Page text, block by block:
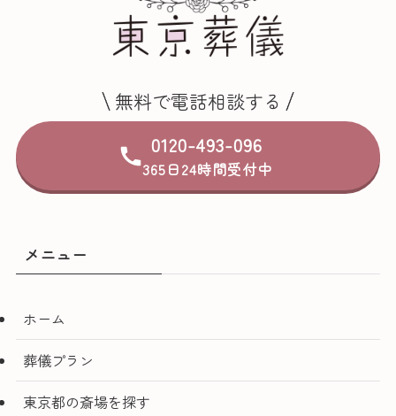
無料で電話相談する
0120-493-096
365日24時間受付中
メニュー
ホーム
葬儀プラン
東京都の斎場を探す